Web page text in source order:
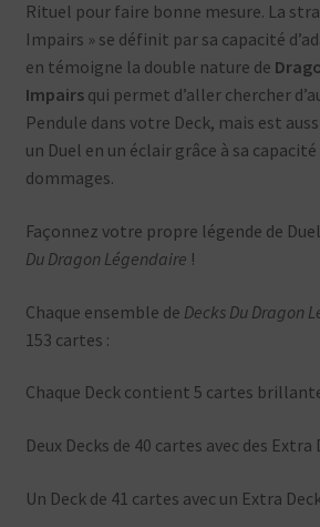
Rituel pour faire bonne mesure. La
Impairs » se définit par sa capacité
en témoigne la double nature de
Impairsqui permet d’aller chercher
Pendule dans votre Deck, mais est
un Duel en un éclair grâce à sa
dommages.
Façonnez votre propre légende de
Du Dragon Légendaire !
Chaque ensemble de Decks Du Dragon
153 cartes :
Chaque Deck contient 5 cartes
Deux Decks de 40 cartes avec des Extra
Un Deck de 41 cartes avec un Extra